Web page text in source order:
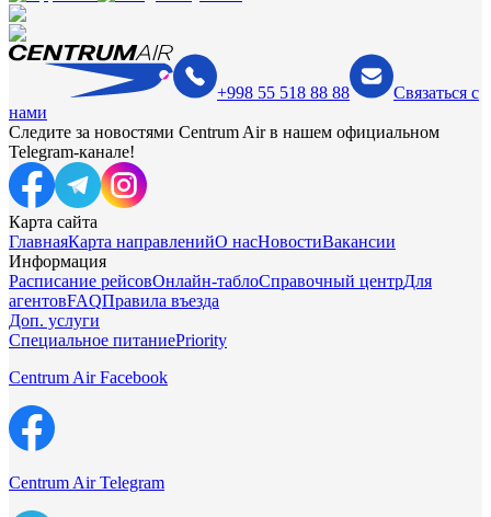
+998 55 518 88 88
Связаться с
нами
Следите за новостями Centrum Air в нашем официальном
Telegram-канале!
Карта сайта
ГлавнаяКарта направленийО насНовостиВакансии
Информация
Расписание рейсовОнлайн-таблоСправочный центрДля
агентовFAQПравила въезда
Доп. услуги
Специальное питаниеPriority
Centrum Air Facebook
Centrum Air Telegram